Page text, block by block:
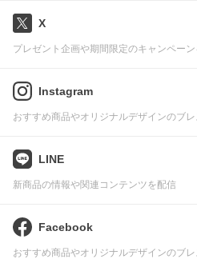
X
プレゼント企画や期間限定のキャンペーン
Instagram
おすすめ商品やオリジナルデザインのブ
LINE
新商品の情報や関連コンテンツを配信
Facebook
おすすめ商品やオリジナルデザインのブ